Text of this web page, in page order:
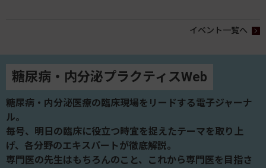
イベント一覧へ
糖尿病・内分泌プラクティスWeb
糖尿病・内分泌医療の臨床現場をリードする電子ジャーナ
ル。
毎号、明日の臨床に役立つ時宜を捉えたテーマを取り上
げ、各分野のエキスパートが徹底解説。
専門医の先生はもちろんのこと、これから専門医を目指さ